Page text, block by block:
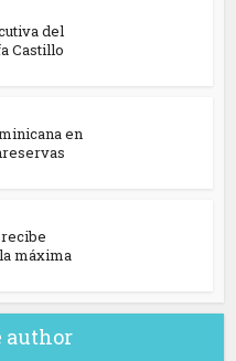
del
Castillo
en
máxima
author